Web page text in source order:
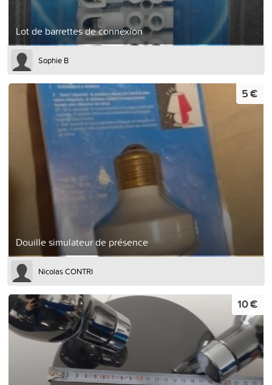
Lot de barrettes de connexion
Sophie B
Douille simulateur de présence
5 €
Nicolas CONTRI
10 €